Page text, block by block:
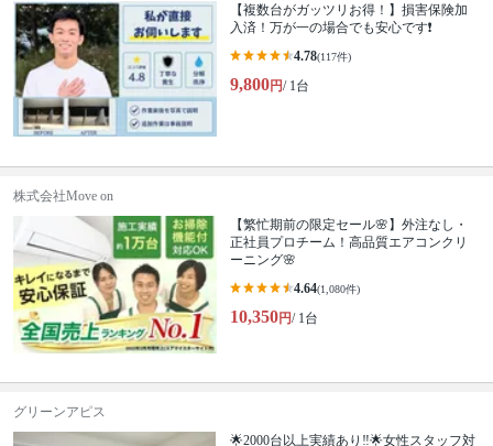
【複数台がガッツリお得！】損害保険加
入済！万が一の場合でも安心です❗️
4.78(117件)
9,800円/ 1台
株式会社Move on
【繁忙期前の限定セール🌸】外注なし・
正社員プロチーム！高品質エアコンクリ
ーニング🌸
4.64(1,080件)
10,350円/ 1台
グリーンアピス
🌟2000台以上実績あり‼️🌟女性スタッフ対